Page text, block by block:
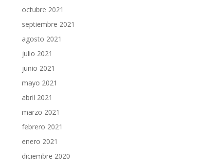
octubre 2021
septiembre 2021
agosto 2021
julio 2021
junio 2021
mayo 2021
abril 2021
marzo 2021
febrero 2021
enero 2021
diciembre 2020